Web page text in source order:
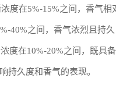
度在5%-15%之间，香气
40%之间，香气浓烈且持
度在10%-20%之间，既具
持久度和香气的表现。